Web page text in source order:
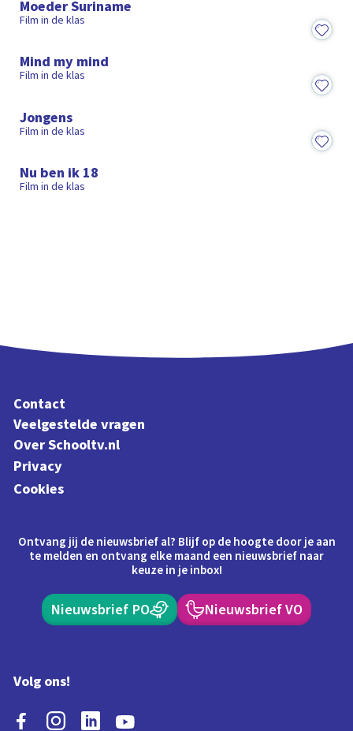
Moeder Suriname
Film in de klas
Mind my mind
Film in de klas
Jongens
Film in de klas
Nu ben ik 18
Film in de klas
Contact
Veelgestelde vragen
Over Schooltv.nl
Privacy
Cookies
Ontvang jij de nieuwsbrief al? Blijf op de hoogte door je aan
te melden en ontvang elke maand een nieuwsbrief naar
keuze in je inbox!
Nieuwsbrief PO Nieuwsbrief VO
Volg ons!